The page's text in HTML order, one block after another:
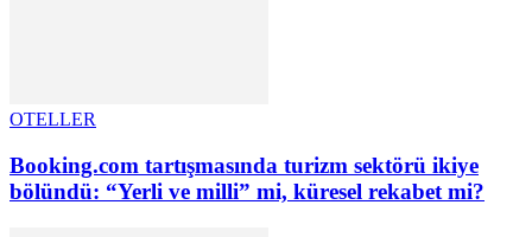
OTELLER
Booking.com tartışmasında turizm sektörü ikiye
bölündü: “Yerli ve milli” mi, küresel rekabet mi?